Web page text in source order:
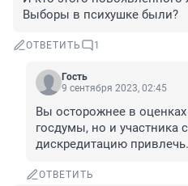
Выборы в психушке были?
ОТВЕТИТЬ 1
Гость
9 сентября 2023, 02:45
Вы осторожнее в оценках
госдумы, но и участника
дискредитацию привлечь.
ОТВЕТИТЬ